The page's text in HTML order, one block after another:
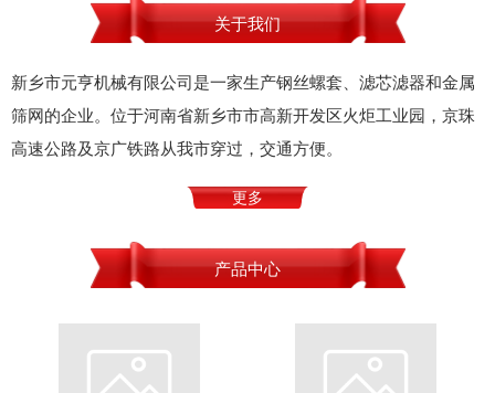
关于我们
新乡市元亨机械有限公司是一家生产钢丝螺套、滤芯滤器和金属
筛网的企业。位于河南省新乡市市高新开发区火炬工业园，京珠
高速公路及京广铁路从我市穿过，交通方便。
更多
产品中心